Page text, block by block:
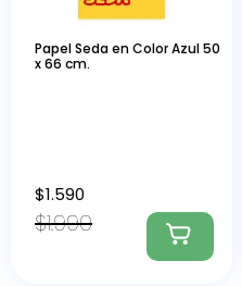
Papel Seda en Color Azul 50
x 66 cm.
$1.990
$1.590